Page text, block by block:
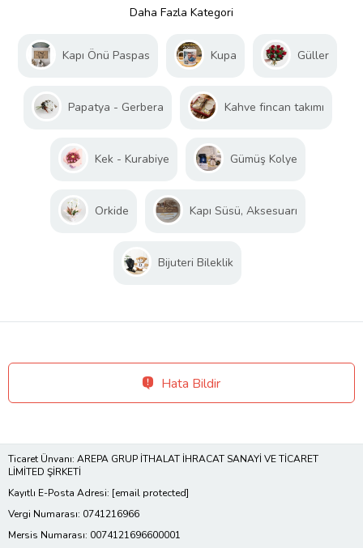
Daha Fazla Kategori
Kapı Önü Paspas Kupa Güller
Papatya - Gerbera Kahve fincan takımı
Kek - Kurabiye Gümüş Kolye
Orkide Kapı Süsü, Aksesuarı
Bijuteri Bileklik
Hata Bildir
Ticaret Ünvanı: AREPA GRUP İTHALAT İHRACAT SANAYİ VE TİCARET
LİMİTED ŞİRKETİ
Kayıtlı E-Posta Adresi: [email protected]
Vergi Numarası: 0741216966
Mersis Numarası: 0074121696600001